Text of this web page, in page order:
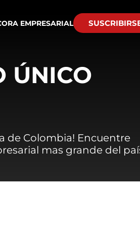
EMPRESARIAL
ÚNICO
de Colombia! Encuentre
mas grande del